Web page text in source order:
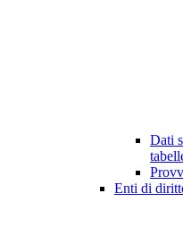
Dati
Enti di